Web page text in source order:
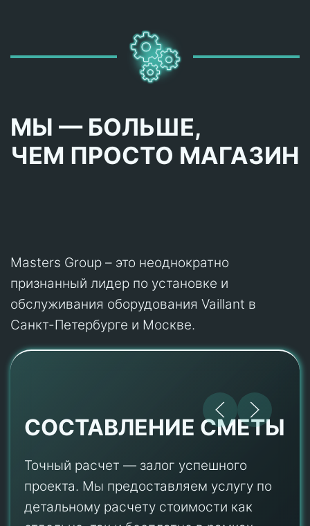
МЫ — БОЛЬШЕ,
ЧЕМ ПРОСТО МАГАЗИН
Masters Group – это неоднократно
признанный лидер по установке и
обслуживания оборудования Vaillant в
Санкт-Петербурге и Москве.
СОСТАВЛЕНИЕ СМЕТЫ
Точный расчет — залог успешного
проекта. Мы предоставляем услугу по
детальному расчету стоимости как